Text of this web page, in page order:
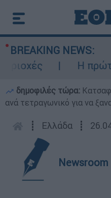
BREAKING NEWS:
Η πρώτη
δημοφιλές τώρα:
ανά τετραγωνικό για να
┋ Ελλάδα ┋
Newsroom